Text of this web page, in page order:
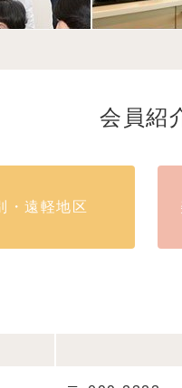
会員紹
・遠軽地区